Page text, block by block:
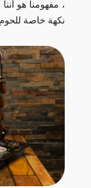
، مفهومنا هو
نكهة خاصة للحوم